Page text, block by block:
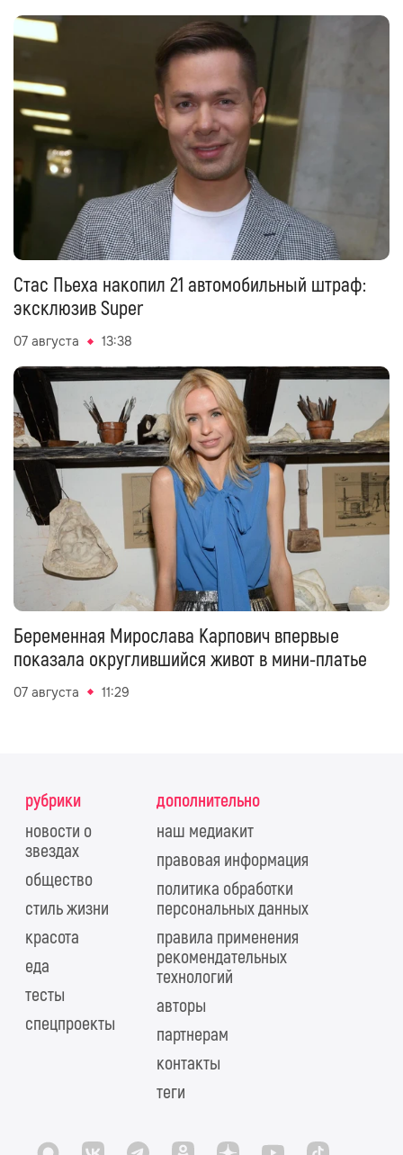
Стас Пьеха накопил 21 автомобильный штраф:
эксклюзив Super
07 августа 13:38
Беременная Мирослава Карпович впервые
показала округлившийся живот в мини-платье
07 августа 11:29
рубрики
новости о
звездах
общество
стиль жизни
красота
еда
тесты
спецпроекты
дополнительно
наш медиакит
правовая информация
политика обработки
персональных данных
правила применения
рекомендательных
технологий
авторы
партнерам
контакты
теги